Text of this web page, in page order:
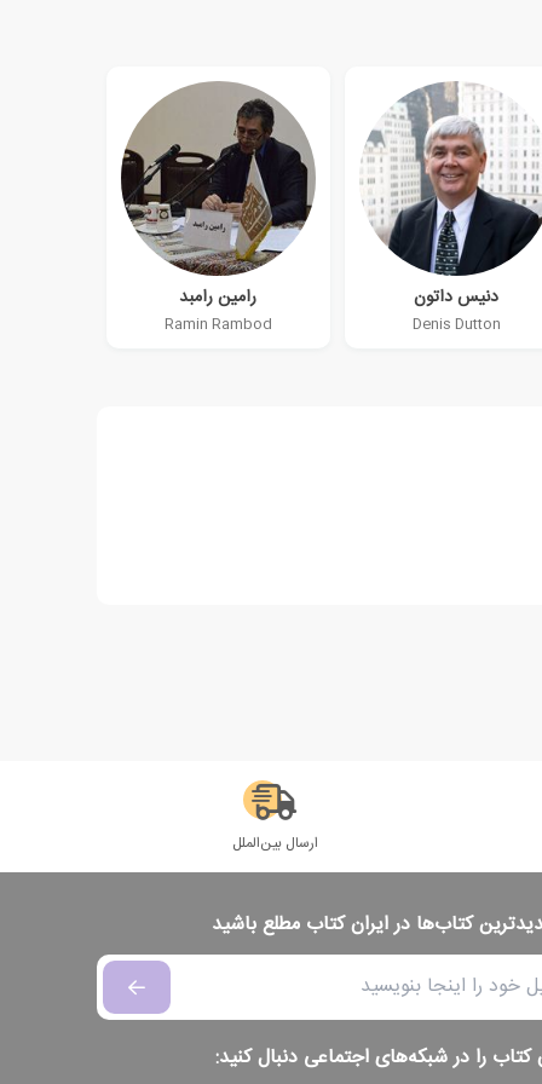
دنیس داتون
Denis Dutton
رامین رامبد
Ramin Rambod
ارسال بین‌الملل
کتاب‌ها در ایران کتاب مطلع باشید
کتاب را در شبکه‌های اجتماعی دنبال کنید: